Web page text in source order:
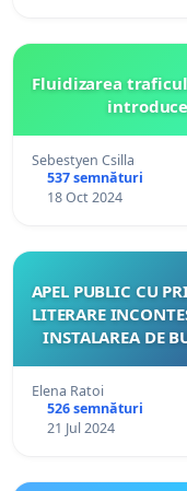
Fluidizarea
Sebestyen Csilla
537 semnături
18 Oct 2024
APEL PUBLIC CU PRIVIRE LA RECUNOAȘTEREA VALORII
LITERARE INCONTESTABILE A UNOR
INSTALAREA DE BUSTURI PE ALEEA
Elena Ratoi
526 semnături
21 Jul 2024